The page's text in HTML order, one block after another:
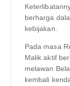
berharga
kebijakan.
Pada masa
Malik aktif
melawan
kembali